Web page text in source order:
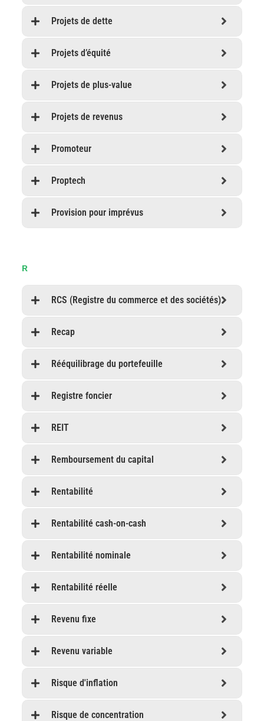
Projets de dette
Projets d’équité
Projets de plus-value
Projets de revenus
Promoteur
Proptech
Provision pour imprévus
R
RCS (Registre du commerce et des sociétés)
Recap
Rééquilibrage du portefeuille
Registre foncier
REIT
Remboursement du capital
Rentabilité
Rentabilité cash-on-cash
Rentabilité nominale
Rentabilité réelle
Revenu fixe
Revenu variable
Risque d'inflation
Risque de concentration